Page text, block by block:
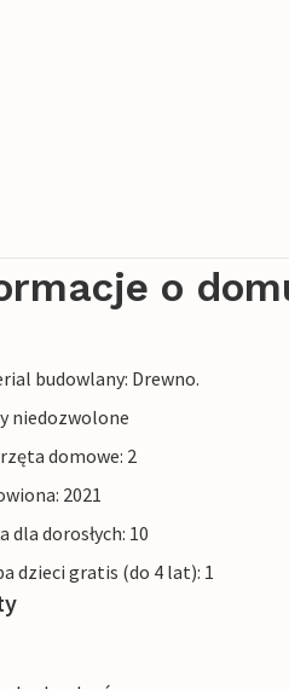
o
budowlany: Drewno.
niedozwolone
domowe: 2
2021
dla dorosłych: 10
dzieci gratis (do 4 lat): 1